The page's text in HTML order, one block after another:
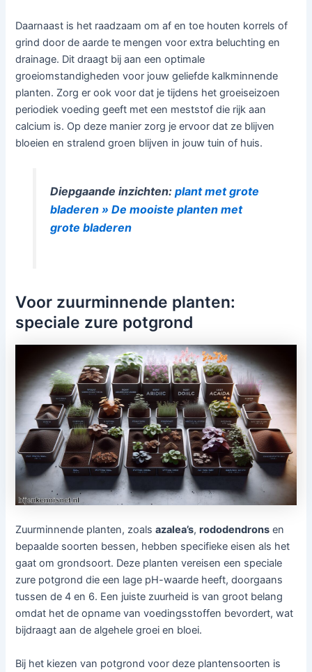
Daarnaast is het raadzaam om af en toe houten korrels of
grind door de aarde te mengen voor extra beluchting en
drainage. Dit draagt bij aan een optimale
groeiomstandigheden voor jouw geliefde kalkminnende
planten. Zorg er ook voor dat je tijdens het groeiseizoen
periodiek voeding geeft met een meststof die rijk aan
calcium is. Op deze manier zorg je ervoor dat ze blijven
bloeien en stralend groen blijven in jouw tuin of huis.
Diepgaande inzichten: plant met grote
bladeren » De mooiste planten met
grote bladeren
Voor zuurminnende planten:
speciale zure potgrond
Zuurminnende planten, zoalsazalea’s,rododendrons en
bepaalde soorten bessen, hebben specifieke eisen als het
gaat om grondsoort. Deze planten vereisen een speciale
zure potgrond die een lage pH-waarde heeft, doorgaans
tussen de 4 en 6. Een juiste zuurheid is van groot belang
omdat het de opname van voedingsstoffen bevordert, wat
bijdraagt aan de algehele groei en bloei.
Bij het kiezen van potgrond voor deze plantensoorten is